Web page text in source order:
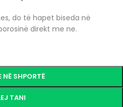
do të hapet biseda në
direkt me ne.
NË SHPORTË
TANI